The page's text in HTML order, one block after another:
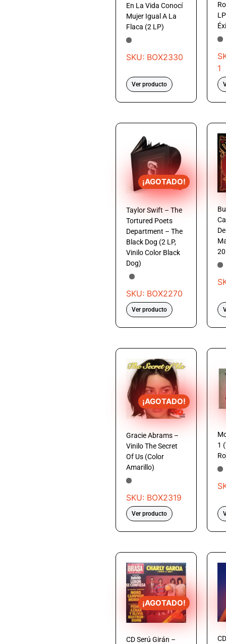
En La Vida Conocí
Mujer Igual A La
Flaca (2 LP)
SKU: BOX2330
Ver producto
1
¡AGOTADO!
Taylor Swift – The
Tortured Poets
Department – The
Black Dog (2 LP,
Vinilo Color Black
Dog)
SKU: BOX2270
Ver producto
¡AGOTADO!
Gracie Abrams –
Vinilo The Secret
Of Us (Color
Amarillo)
SKU: BOX2319
Ver producto
1
¡AGOTADO!
CD Serú Girán –